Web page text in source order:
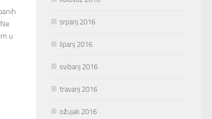
u
srpanj 2016
lipanj 2016
svibanj 2016
travanj 2016
ožujak 2016